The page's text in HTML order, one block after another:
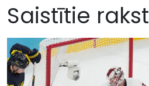
Saistītie